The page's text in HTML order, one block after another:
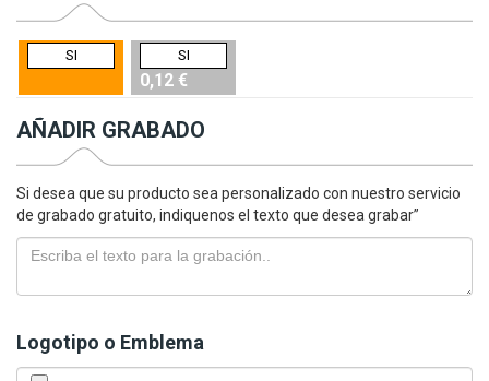
SI SI
0,12 €
AÑADIR GRABADO
Si desea que su producto sea personalizado con nuestro servicio
de grabado gratuito, indiquenos el texto que desea grabar”
Logotipo o Emblema